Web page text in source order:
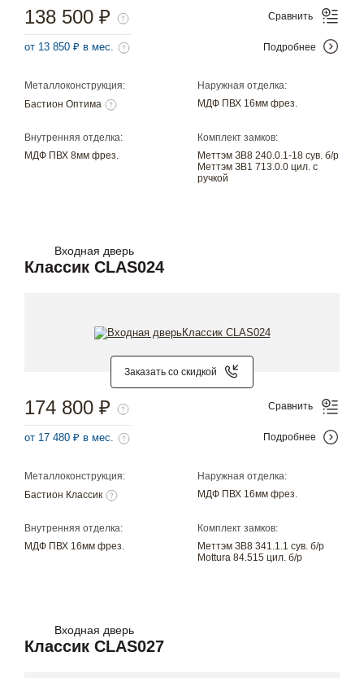
Металлоконструкция:
Бастион Оптима
Наружная отделка:
МДФ ПВХ 16мм фрез.
Внутренняя отделка:
МДФ ПВХ 8мм фрез.
Комплект замков:
Меттэм ЗВ8 240.0.1-18 сув. б/р
Меттэм ЗВ1 713.0.0 цил. с
ручкой
138 500 ₽
от 13 850 ₽ в мес.
Сравнить
Подробнее
Входная дверь
Классик CLAS024
Заказать со скидкой
Металлоконструкция:
Бастион Классик
Наружная отделка:
МДФ ПВХ 16мм фрез.
Внутренняя отделка:
МДФ ПВХ 16мм фрез.
Комплект замков:
Меттэм ЗВ8 341.1.1 сув. б/р
Mottura 84.515 цил. б/р
174 800 ₽
от 17 480 ₽ в мес.
Сравнить
Подробнее
Входная дверь
Классик CLAS027